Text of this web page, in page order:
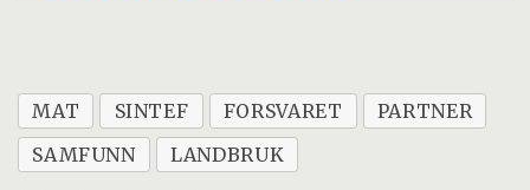
MAT SINTEF FORSVARET
PARTNER
SAMFUNN
LANDBRUK